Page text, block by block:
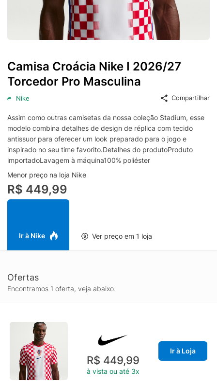
Camisa Croácia Nike I 2026/27
Torcedor Pro Masculina
Nike Compartilhar
Assim como outras camisetas da nossa coleção Stadium, esse
modelo combina detalhes de design de réplica com tecido
antissuor para oferecer um look preparado para o jogo e
inspirado no seu time favorito.Detalhes do produtoProduto
importadoLavagem à máquina100% poliéster
Menor preço na loja Nike
R$ 449,99
Ir à Nike Ver preço em 1 loja
Ofertas
Encontramos 1 oferta, veja abaixo.
R$ 449,99
à vista ou até 3x
Ir à Loja